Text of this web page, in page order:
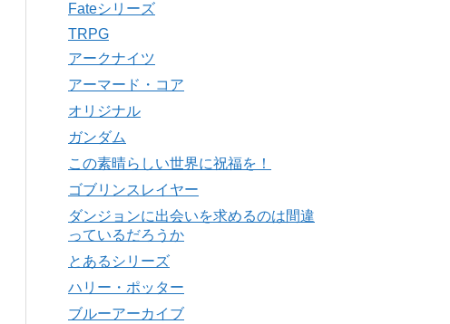
Fateシリーズ
TRPG
アークナイツ
アーマード・コア
オリジナル
ガンダム
この素晴らしい世界に祝福を！
ゴブリンスレイヤー
ダンジョンに出会いを求めるのは間違
っているだろうか
とあるシリーズ
ハリー・ポッター
ブルーアーカイブ